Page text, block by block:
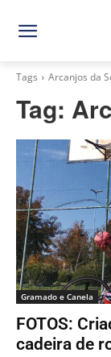
Tags Arcanjos da
Tag:
Gramado e Canela
FOTOS:
cadeira de